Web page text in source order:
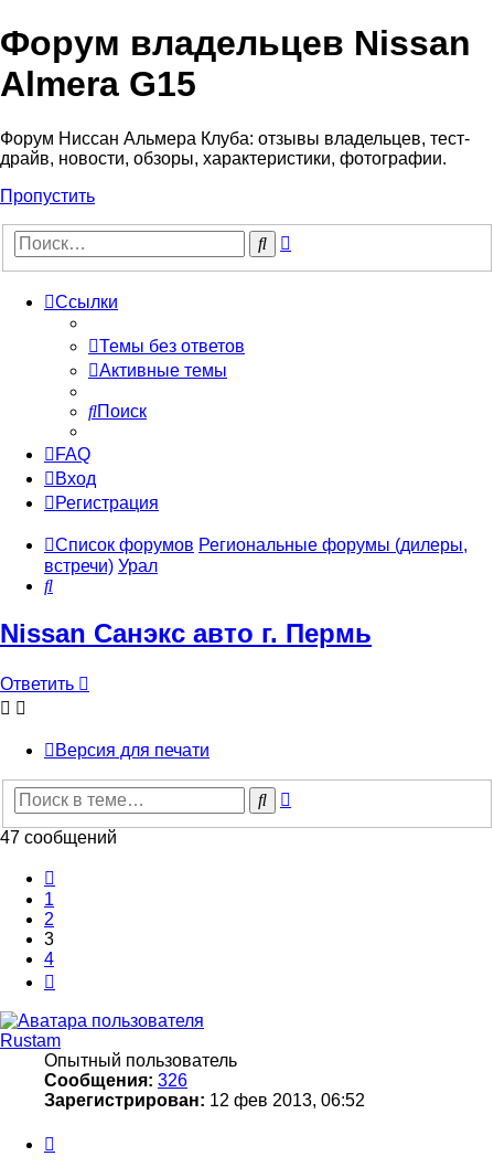
Форум владельцев Nissan
Almera G15
Форум Ниссан Альмера Клуба: отзывы владельцев, тест-
драйв, новости, обзоры, характеристики, фотографии.
Пропустить
Поиск
Ссылки
Темы без ответов
Активные темы
Поиск
FAQ
Вход
Регистрация
Список форумов Региональные форумы (дилеры,
встречи) Урал
Поиск
Nissan Санэкс авто г. Пермь
Ответить
Версия для печати
Поиск
47 сообщений
1
2
3
4
Rustam
Опытный пользователь
Сообщения: 326
Зарегистрирован: 12 фев 2013, 06:52